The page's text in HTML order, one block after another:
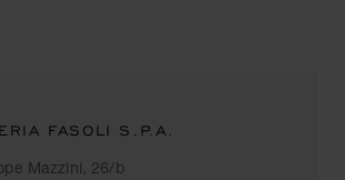
FASOLI S.P.A.
Mazzini, 26/b